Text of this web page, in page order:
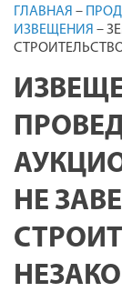
ГЛАВНАЯ –
ИЗВЕЩЕНИЯ –
НЕ